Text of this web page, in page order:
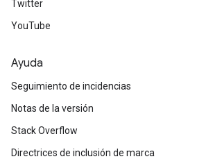
Twitter
YouTube
Ayuda
Seguimiento de incidencias
Notas de la versión
Stack Overflow
Directrices de inclusión de marca